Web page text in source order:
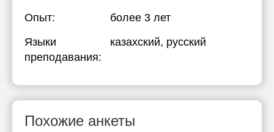
Опыт:
более 3 лет
Языки
преподавания:
казахский, русский
Похожие анкеты